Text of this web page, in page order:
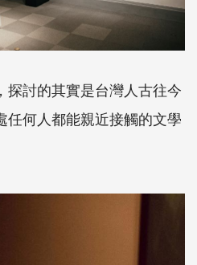
探討的其實是台灣人古往今
任何人都能親近接觸的文學